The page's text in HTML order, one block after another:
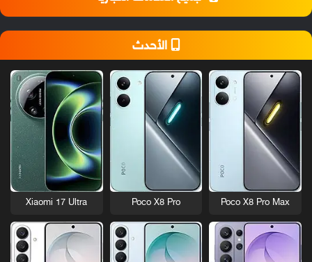
الأحدث
Poco X8 Pro Max
Poco X8 Pro
Xiaomi 17 Ultra